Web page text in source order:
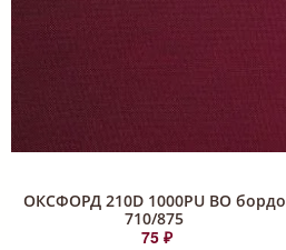
ОКСФОРД 210D 1000PU ВО бордо
710/875
75 ₽